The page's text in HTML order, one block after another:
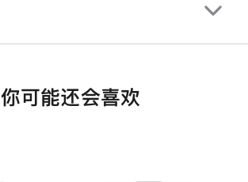
你可能还会喜欢